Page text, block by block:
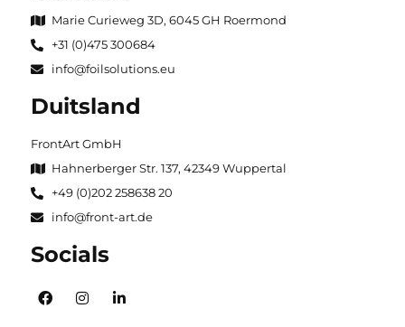
Marie Curieweg 3D, 6045 GH Roermond
+31 (0)475 300684
info@foilsolutions.eu
Duitsland
FrontArt GmbH
Hahnerberger Str. 137, 42349 Wuppertal
+49 (0)202 258638 20
info@front-art.de
Socials